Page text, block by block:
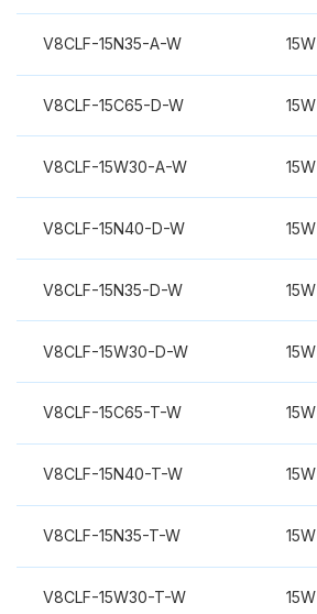
V8CLF-15N35-A-W 15W
V8CLF-15C65-D-W 15W
V8CLF-15W30-A-W 15W
V8CLF-15N40-D-W 15W
V8CLF-15N35-D-W 15W
V8CLF-15W30-D-W 15W
V8CLF-15C65-T-W 15W
V8CLF-15N40-T-W 15W
V8CLF-15N35-T-W 15W
V8CLF-15W30-T-W 15W